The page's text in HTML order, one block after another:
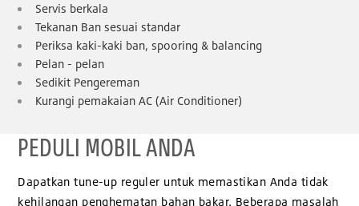
Servis berkala
Tekanan Ban sesuai standar
Periksa kaki-kaki ban, spooring & balancing
Pelan - pelan
Sedikit Pengereman
Kurangi pemakaian AC (Air Conditioner)
PEDULI MOBIL ANDA
Dapatkan tune-up reguler untuk memastikan Anda tidak
kehilangan penghematan bahan bakar. Beberapa masalah